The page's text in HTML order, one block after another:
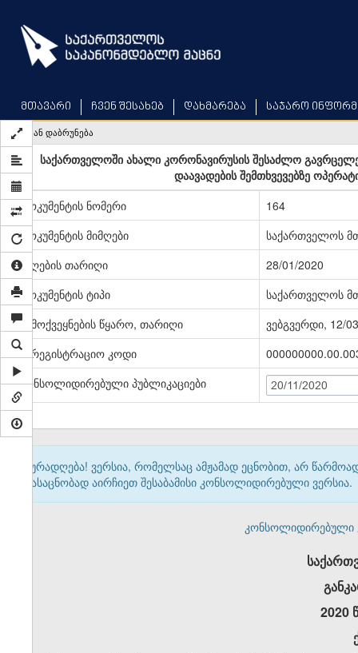
main
content
მთავარი ჩვენ შესახებ დახმარება საჯარო
უკან დაბრუნება
საქართველოში ახალი კორონავირუსის შესაძლო
დაავადების შემთხვევებზე
დოკუმენტის ნომერი
164
დოკუმენტის მიმღები
საქართველოს
მიღების თარიღი
28/01/2020
დოკუმენტის ტიპი
საქართველოს
გამოქვეყნების წყარო, თარიღი
ვებგვერდი, 12/
სარეგისტრაციო კოდი
კონსოლიდირებული პუბლიკაციები
20/11/2020
ყურადღება! ვერსია, რომელსაც ამჟამად ეცნობით, არ
გასაცნობად აირჩიეთ შესაბამისი კონსოლიდირებული ვერსია.
კონსოლიდირებული
2020